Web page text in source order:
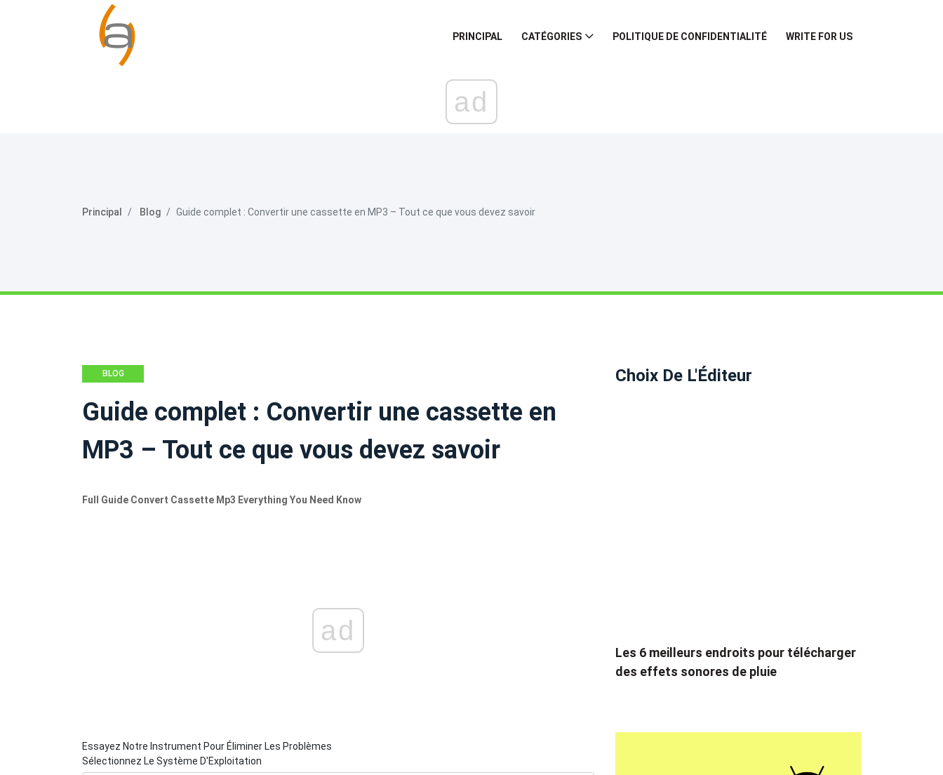
PRINCIPAL CATÉGORIES POLITIQUE DE CONFIDENTIALITÉ WRITE FOR US
ad
Principal Blog Guide complet : Convertir une cassette en MP3 – Tout ce que vous devez savoir
BLOG
Guide complet : Convertir une cassette en
MP3 – Tout ce que vous devez savoir
Full Guide Convert Cassette Mp3 Everything You Need Know
ad
Essayez Notre Instrument Pour Éliminer Les Problèmes
Sélectionnez Le Système D'Exploitation
Choix De L'Éditeur
Les 6 meilleurs endroits pour télécharger
des effets sonores de pluie